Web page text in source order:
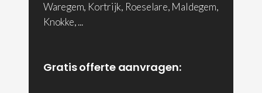
Waregem, Kortrijk, Roeselare, Maldegem,
Knokke, ...
Gratis offerte aanvragen: